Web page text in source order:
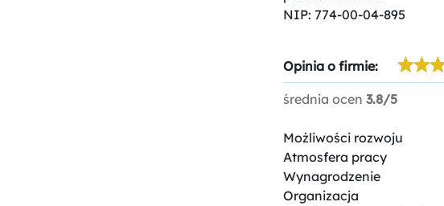
NIP: 774-00-04-895
Opinia o firmie:
średnia ocen 3.8/5
Możliwości rozwoju
Atmosfera pracy
Wynagrodzenie
Organizacja